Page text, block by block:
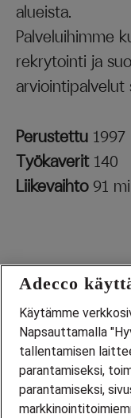
alueista.
Palveluihimme
rekrytointi ja
arviointipalvelut
Perustettu 1997
Työkaverit 140
Liikevaihto 91
Urasivusto
Adecco
Työpaikat
Tiimi
Tietosuoja
Adecco
Käytämme
Napsauttamalla
tallentamisen
parantamiseksi,
parantamiseksi,